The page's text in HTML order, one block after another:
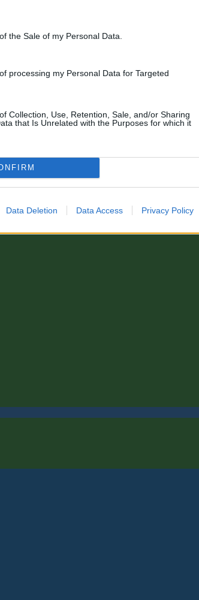
the Sale of my Personal Data.
processing my Personal Data for Targeted
Collection, Use, Retention, Sale, and/or Sharing
that Is Unrelated with the Purposes for which it
Data Deletion Data Access Privacy Policy